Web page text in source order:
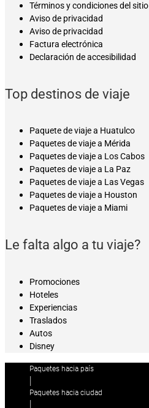
Términos y condiciones del sitio
Aviso de privacidad
Aviso de privacidad
Factura electrónica
Declaración de accesibilidad
Top destinos de viaje
Paquete de viaje a Huatulco
Paquetes de viaje a Mérida
Paquetes de viaje a Los Cabos
Paquetes de viaje a La Paz
Paquetes de viaje a Las Vegas
Paquetes de viaje a Houston
Paquetes de viaje a Miami
Le falta algo a tu viaje?
Promociones
Hoteles
Experiencias
Traslados
Autos
Disney
Paquetes hacia país
|
Paquetes hacia ciudad
|